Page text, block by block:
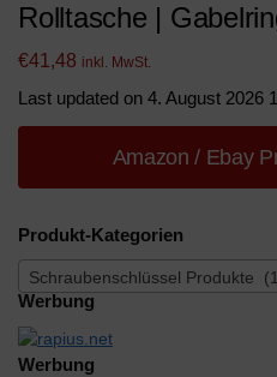
Rolltasche |
€41,48 inkl. MwSt.
Last updated on 4. August 2026
Amazon / Ebay
Produkt-Kategorien
Schraubenschlüssel Produkte
Werbung
Werbung